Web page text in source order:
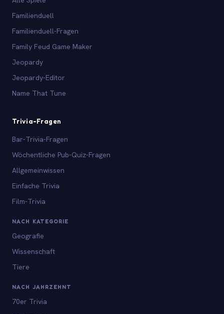
Familienduell
Familienduell-Fragen
Family Feud Game Maker
Jeopardy
Jeopardy-Editor
Name That Tune
Trivia-Fragen
Bar-Trivia-Fragen
Wöchentliche Pub-Quiz-Fragen
Allgemeinwissen
Einfache Trivia
Film-Trivia
NACH KATEGORIE
Geografie
Wissenschaft
Tiere
NACH JAHRZEHNT
70er Trivia